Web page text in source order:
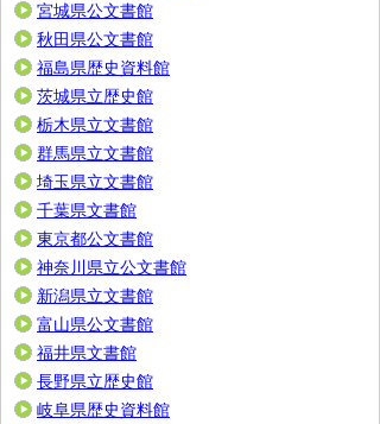
宮城県公文書館
秋田県公文書館
福島県歴史資料館
茨城県立歴史館
栃木県立文書館
群馬県立文書館
埼玉県立文書館
千葉県文書館
東京都公文書館
神奈川県立公文書館
新潟県立文書館
富山県公文書館
福井県文書館
長野県立歴史館
岐阜県歴史資料館